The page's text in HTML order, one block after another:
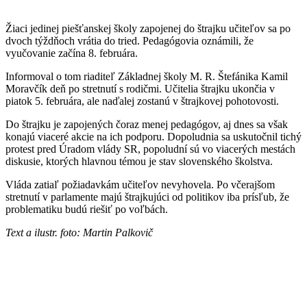
Žiaci jedinej piešťanskej školy zapojenej do štrajku učiteľov sa po
dvoch týždňoch vrátia do tried. Pedagógovia oznámili, že
vyučovanie začína 8. februára.
Informoval o tom riaditeľ Základnej školy M. R. Štefánika Kamil
Moravčík deň po stretnutí s rodičmi. Učitelia štrajku ukončia v
piatok 5. februára, ale naďalej zostanú v štrajkovej pohotovosti.
Do štrajku je zapojených čoraz menej pedagógov, aj dnes sa však
konajú viaceré akcie na ich podporu. Dopoludnia sa uskutočnil tichý
protest pred Úradom vlády SR, popoludní sú vo viacerých mestách
diskusie, ktorých hlavnou témou je stav slovenského školstva.
Vláda zatiaľ požiadavkám učiteľov nevyhovela. Po včerajšom
stretnutí v parlamente majú štrajkujúci od politikov iba prísľub, že
problematiku budú riešiť po voľbách.
Text a ilustr. foto: Martin Palkovič